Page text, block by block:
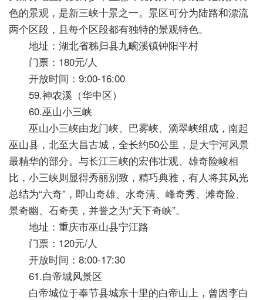
色的景观，是新三峡十景之一。景区可分为陆路和漂流
两个区段，且每个区段都有独特的景观特色。
地址：湖北省秭归县九畹溪镇钟阳平村
门票：180元/人
开放时间：9:00-16:00
59.神农溪（华中区）
60.巫山小三峡
巫山小三峡由龙门峡、巴雾峡、滴翠峡组成，南起
巫山县，北至大昌古城，全长约50公里，是大宁河风景
最精华的部分。与长江三峡的宏伟壮观、雄奇险峻相
比，小三峡则显得秀丽别致，精巧典雅，有人将其风光
总结为“六奇”，即山奇雄、水奇清、峰奇秀、滩奇险、
景奇幽、石奇美，并誉之为“天下奇峡”。
地址：重庆市巫山县宁江路
门票：120元/人
开放时间：8:00-17:30
61.白帝城风景区
白帝城位于奉节县城东十里的白帝山上，曾因李白